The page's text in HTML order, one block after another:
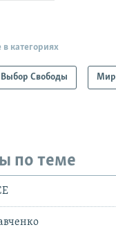
в категориях
Выбор Свободы Мир
по теме